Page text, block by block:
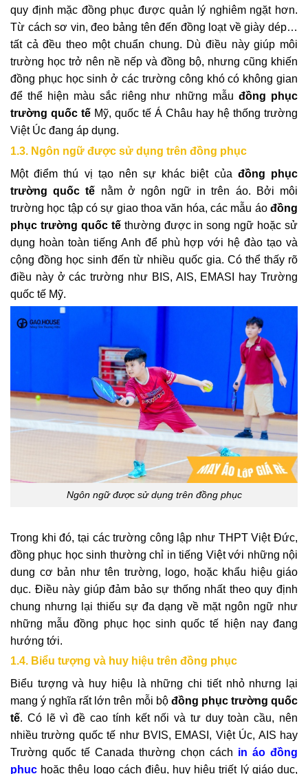
quy định mặc đồng phục được quản lý nghiêm ngặt hơn.
Từ cách sơ vin, đeo bảng tên đến đồng loạt về giày dép…
tất cả đều theo một chuẩn chung. Dù điều này giúp môi
trường học trở nên nề nếp và đồng bộ, nhưng cũng khiến
đồng phục học sinh ở các trường công khó có không gian
để thể hiện màu sắc riêng như những mẫuđồng phục
trường quốc tế Mỹ, quốc tế Á Châu hay hệ thống trường
Việt Úc đang áp dụng.
1.3. Ngôn ngữ được sử dụng trên đồng phục
Một điểm thú vị tạo nên sự khác biệt của đồng phục
trường quốc tế nằm ở ngôn ngữ in trên áo. Bởi môi
trường học tập có sự giao thoa văn hóa, các mẫu áo đồng
phục trường quốc tếthường được in song ngữ hoặc sử
dụng hoàn toàn tiếng Anh để phù hợp với hệ đào tạo và
cộng đồng học sinh đến từ nhiều quốc gia. Có thể thấy rõ
điều này ở các trường như BIS, AIS, EMASI hay Trường
quốc tế Mỹ.
Ngôn ngữ được sử dụng trên đồng phục
Trong khi đó, tại các trường công lập như THPT Việt Đức,
đồng phục học sinh thường chỉ in tiếng Việt với những nội
dung cơ bản như tên trường, logo, hoặc khẩu hiệu giáo
dục. Điều này giúp đảm bảo sự thống nhất theo quy định
chung nhưng lại thiếu sự đa dạng về mặt ngôn ngữ như
những mẫu đồng phục học sinh quốc tế hiện nay đang
hướng tới.
1.4. Biểu tượng và huy hiệu trên đồng phục
Biểu tượng và huy hiệu là những chi tiết nhỏ nhưng lại
mang ý nghĩa rất lớn trên mỗi bộ đồng phục trường quốc
tế. Có lẽ vì đề cao tính kết nối và tư duy toàn cầu, nên
nhiều trường quốc tế như BVIS, EMASI, Việt Úc, AIS hay
Trường quốc tế Canada thường chọn cách in áo đồng
phục hoặc thêu logo cách điệu, huy hiệu triết lý giáo dục,